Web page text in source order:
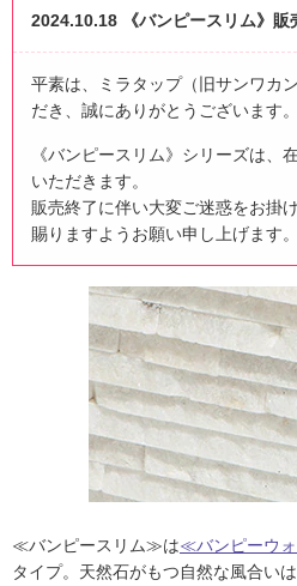
2024.10.18 《バンピースリム》販
平素は、ミラタップ（旧サンワカ
だき、誠にありがとうございます。
《バンピースリム》シリーズは、
いただきます。
販売終了に伴い大変ご迷惑をお掛
賜りますようお願い申し上げます。
≪バンピースリム≫は≪バンピーウ
タイプ。天然石がもつ自然な風合い